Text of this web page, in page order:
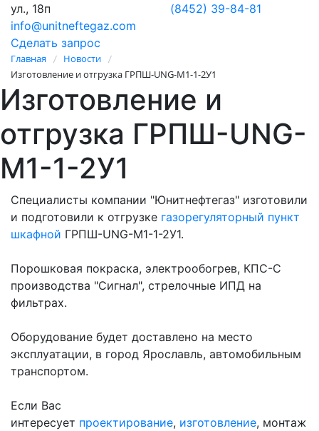
ул., 18п
info@unitneftegaz.com
(8452) 39-84-81
Сделать запрос
Главная / Новости /
Изготовление и отгрузка ГРПШ-UNG-M1-1-2У1
Изготовление и
отгрузка ГРПШ-UNG-
M1-1-2У1
Специалисты компании "Юнитнефтегаз" изготовили
и подготовили к отгрузке газорегуляторный пункт
шкафной ГРПШ-UNG-M1-1-2У1.
Порошковая покраска, электрообогрев, КПС-С
производства "Сигнал", стрелочные ИПД на
фильтрах.
Оборудование будет доставлено на место
эксплуатации, в город Ярославль, автомобильным
транспортом.
Если Вас
интересует проектирование, изготовление, монтаж